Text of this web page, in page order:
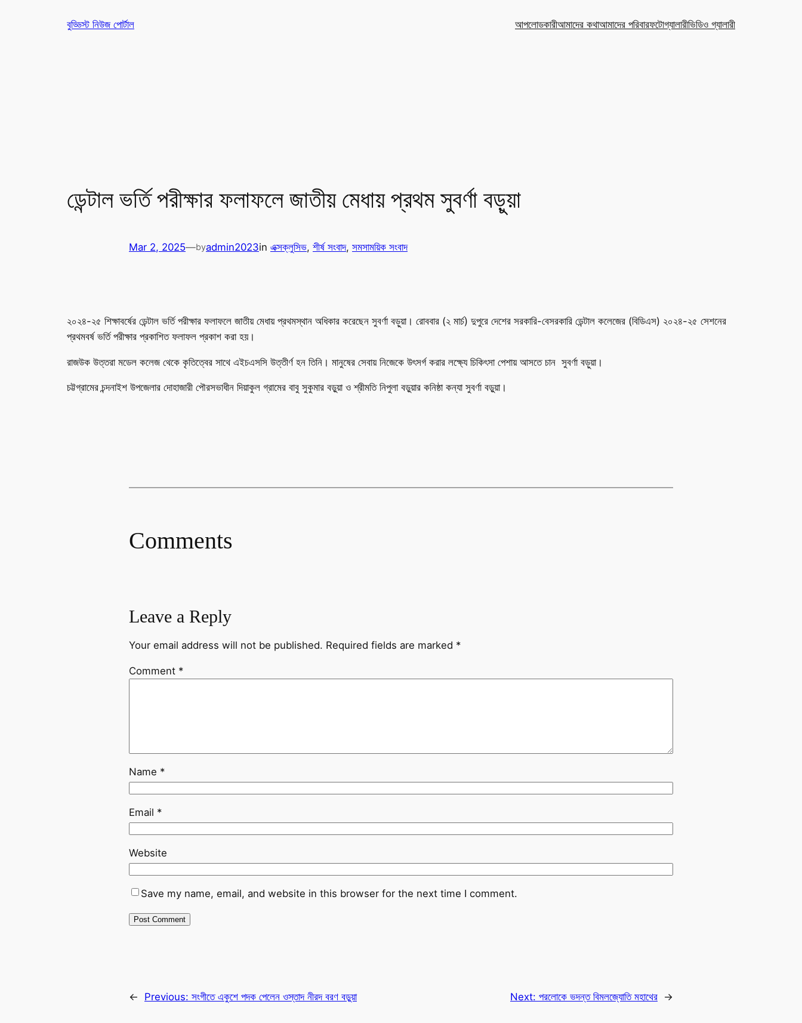
বুড্ডিস্ট নিউজ পোর্টাল আপলোডকারীআমাদের কথাআমাদের পরিবারফটোগ্যালারীভিডিও গ্যালারী
ডেন্টাল ভর্তি পরীক্ষার ফলাফলে জাতীয় মেধায় প্রথম সুবর্ণা বড়ুয়া
Mar 2, 2025—byadmin2023in এক্সক্লুসিভ, শীর্ষ সংবাদ, সমসাময়িক সংবাদ
২০২৪-২৫ শিক্ষাবর্ষের ডেন্টাল ভর্তি পরীক্ষার ফলাফলে জাতীয় মেধায় প্রথমস্থান অধিকার করেছেন সুবর্ণা বড়ুয়া। রোববার (২ মার্চ) দুপুরে দেশের সরকারি-বেসরকারি ডেন্টাল কলেজের (বিডিএস) ২০২৪-২৫ সেশনের
প্রথমবর্ষ ভর্তি পরীক্ষার প্রকাশিত ফলাফল প্রকাশ করা হয়।
রাজউক উত্তরা মডেল কলেজ থেকে কৃতিত্বের সাথে এইচএসসি উত্তীর্ণ হন তিনি। মানুষের সেবায় নিজেকে উৎসর্গ করার লক্ষ্যে চিকিৎসা পেশায় আসতে চান সুবর্ণা বড়ুয়া।
চট্টগ্রামের চন্দনাইশ উপজেলার দোহাজারী পৌরসভাধীন দিয়াকুল গ্রামের বাবু সুকুমার বড়ুয়া ও শ্রীমতি নিপুলা বড়ুয়ার কনিষ্ঠা কন্যা সুবর্ণা বড়ুয়া।
Comments
Leave a Reply
Your email address will not be published. Required fields are marked *
Comment *
Name *
Email *
Website
Save my name, email, and website in this browser for the next time I comment.
← Previous: সংগীতে একুশে পদক পেলেন ওস্তাদ নীরদ বরণ বড়ুয়া Next: পরলোকে ভদন্ত বিমলজ্যোতি মহাথের →